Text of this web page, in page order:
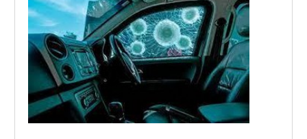
qualidade e assertividade do serviço, além
de evitar prejuízos com imprevistos e
execuções ma...